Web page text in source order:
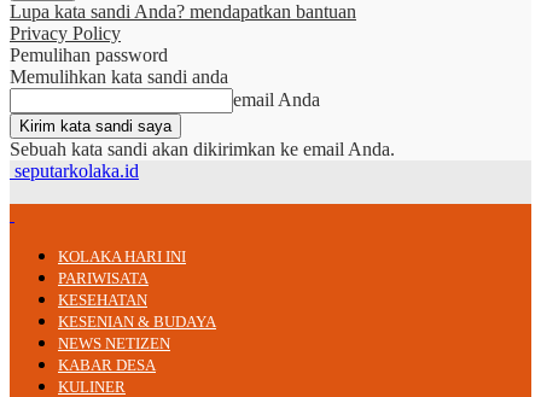
Lupa kata sandi Anda? mendapatkan bantuan
Privacy Policy
Pemulihan password
Memulihkan kata sandi anda
email Anda
Sebuah kata sandi akan dikirimkan ke email Anda.
seputarkolaka.id
KOLAKA HARI INI
PARIWISATA
KESEHATAN
KESENIAN & BUDAYA
NEWS NETIZEN
KABAR DESA
KULINER